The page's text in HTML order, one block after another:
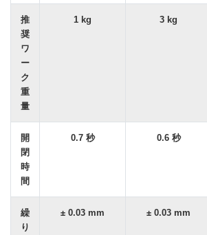
推
奨
ワ
ー
ク
重
量
1 kg 3 kg
開
閉
時
間
0.7 秒 0.6 秒
繰
り
± 0.03 mm ± 0.03 mm